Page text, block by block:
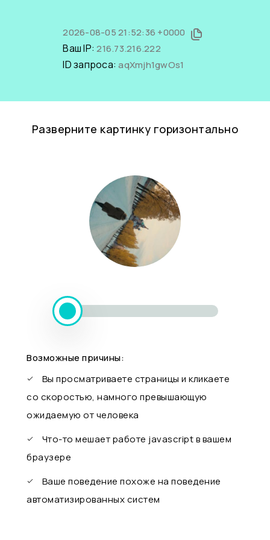
2026-08-05 21:52:36 +0000
Ваш IP:216.73.216.222
ID запроса:aqXmjh1gwOs1
Разверните картинку горизонтально
Возможные причины:
Вы просматриваете страницы и кликаете
со скоростью, намного превышающую
ожидаемую от человека
Что-то мешает работе javascript в вашем
браузере
Ваше поведение похоже на поведение
автоматизированных систем